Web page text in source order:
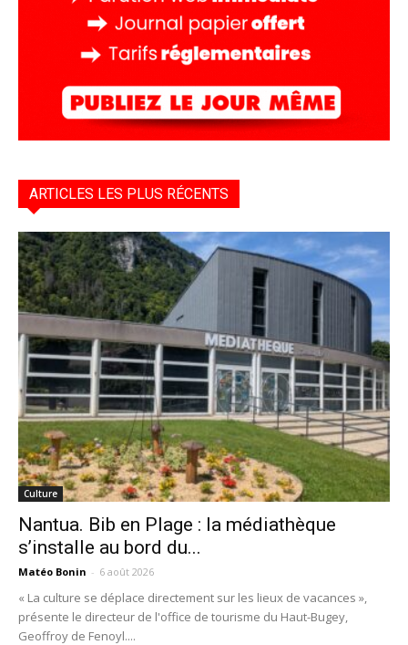
ARTICLES LES PLUS RÉCENTS
Culture
Nantua. Bib en Plage : la médiathèque
s’installe au bord du...
Matéo Bonin - 6 août 2026
« La culture se déplace directement sur les lieux de vacances »,
présente le directeur de l'office de tourisme du Haut-Bugey,
Geoffroy de Fenoyl....